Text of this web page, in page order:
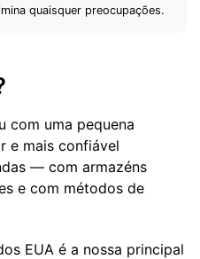
quaisquer preocupações.
com uma pequena
e mais confiável
— com armazéns
e com métodos de
EUA é a nossa principal